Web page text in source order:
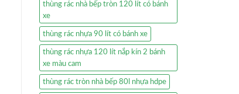
thùng rác nhà bếp tròn 120 lít có bánh
xe
thùng rác nhựa 90 lít có bánh xe
thùng rác nhựa 120 lít nắp kín 2 bánh
xe màu cam
thùng rác tròn nhà bếp 80l nhựa hdpe